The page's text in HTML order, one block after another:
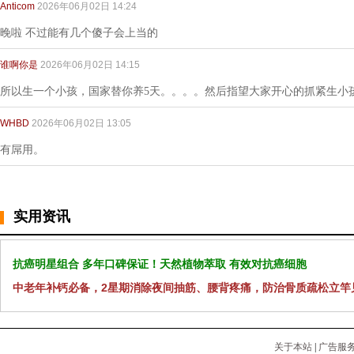
Anticom 2026年06月02日 14:24
晚啦 不过能有几个傻子会上当的
谁啊你是 2026年06月02日 14:15
所以生一个小孩，国家替你养5天。。。。然后指望大家开心的抓紧生小
WHBD 2026年06月02日 13:05
有屌用。
实用资讯
抗癌明星组合 多年口碑保证！天然植物萃取 有效对抗癌细胞
中老年补钙必备，2星期消除夜间抽筋、腰背疼痛，防治骨质疏松立竿
关于本站
广告服